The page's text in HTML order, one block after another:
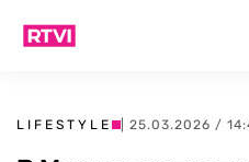
LIFESTYLE | 25.03.2026 /